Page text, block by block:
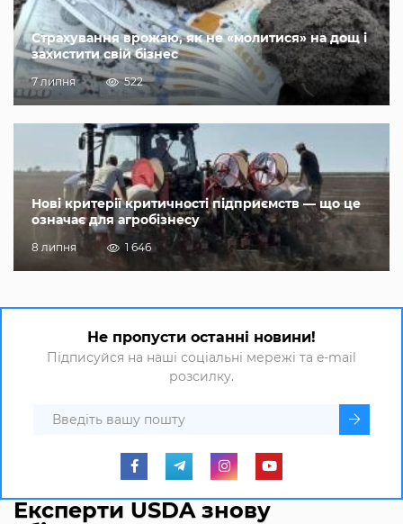
Страхування врожаю, як не «молитися» на дощ і
захистити свій бізнес
7 липня 522
Нові критерії критичності підприємств — що це
означає для агробізнесу
8 липня 1 646
Не пропусти останні новини!
Підписуйся на наші соціальні мережі та e-mail
розсилку.
Експерти USDA знову